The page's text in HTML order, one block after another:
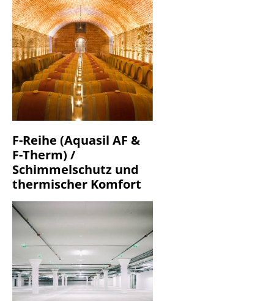
F-Reihe (Aquasil AF &
F-Therm) /
Schimmelschutz und
thermischer Komfort